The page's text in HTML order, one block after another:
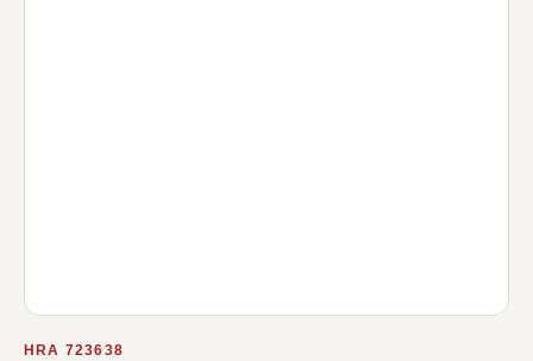
HRA 723638